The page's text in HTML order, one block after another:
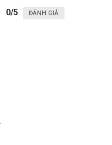
0/5 ĐÁNH GIÁ